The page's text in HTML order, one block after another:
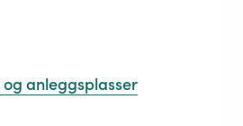
anleggsplasser